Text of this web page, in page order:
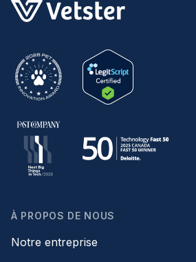
À PROPOS DE NOUS
Notre entreprise